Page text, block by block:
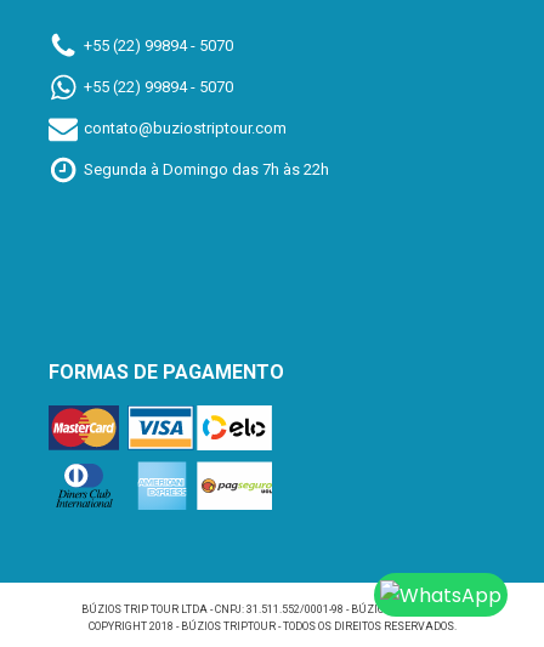
+55 (22) 99894 - 5070
+55 (22) 99894 - 5070
contato@buziostriptour.com
Segunda à Domingo das 7h às 22h
FORMAS DE PAGAMENTO
BÚZIOS TRIP TOUR LTDA - CNPJ: 31.511.552/0001-98 - BÚZIOS/RJ - BRASIL -
COPYRIGHT 2018 - BÚZIOS TRIPTOUR - TODOS OS DIREITOS RESERVADOS.